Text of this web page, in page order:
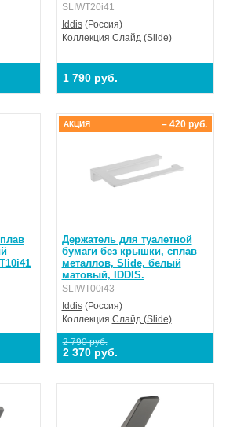
SLIWT20i41
Iddis(Россия)
Коллекция Слайд (Slide)
1 790 руб.
Держатель для туалетной
бумаги без крышки, сплав
металлов, Slide, белый
матовый, IDDIS.
SLIWT00i43
Iddis(Россия)
Коллекция Слайд (Slide)
2 790 руб.
2 370 руб.
– 420 руб.
АКЦИЯ